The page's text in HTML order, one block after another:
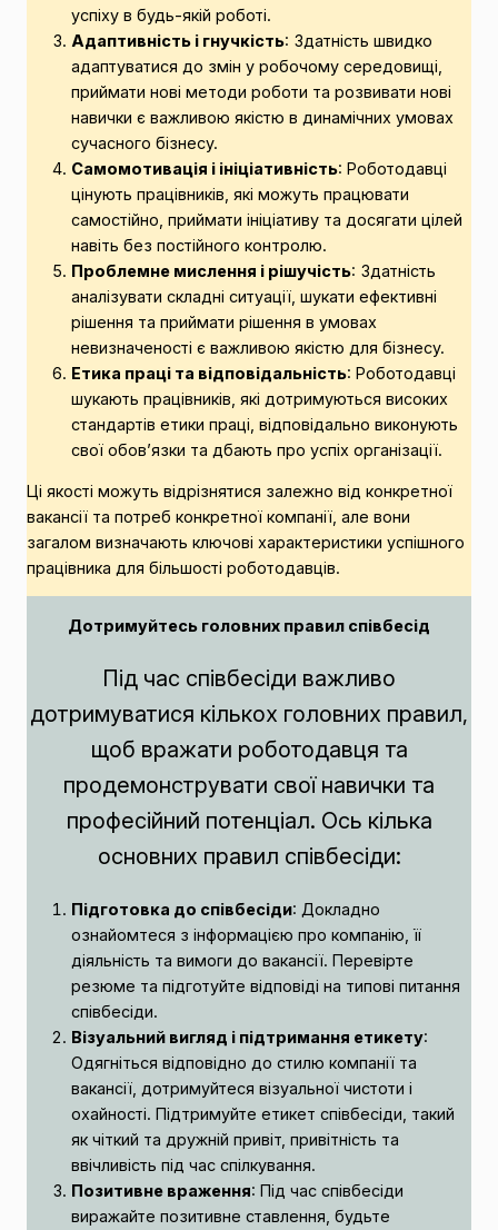
успіху в будь-якій роботі.
Адаптивність і гнучкість: Здатність швидко
адаптуватися до змін у робочому середовищі,
приймати нові методи роботи та розвивати нові
навички є важливою якістю в динамічних умовах
сучасного бізнесу.
Самомотивація і ініціативність: Роботодавці
цінують працівників, які можуть працювати
самостійно, приймати ініціативу та досягати цілей
навіть без постійного контролю.
Проблемне мислення і рішучість: Здатність
аналізувати складні ситуації, шукати ефективні
рішення та приймати рішення в умовах
невизначеності є важливою якістю для бізнесу.
Етика праці та відповідальність: Роботодавці
шукають працівників, які дотримуються високих
стандартів етики праці, відповідально виконують
свої обов’язки та дбають про успіх організації.
Ці якості можуть відрізнятися залежно від конкретної
вакансії та потреб конкретної компанії, але вони
загалом визначають ключові характеристики успішного
працівника для більшості роботодавців.
Дотримуйтесь головних правил співбесід
Під час співбесіди важливо
дотримуватися кількох головних правил,
щоб вражати роботодавця та
продемонструвати свої навички та
професійний потенціал. Ось кілька
основних правил співбесіди:
Підготовка до співбесіди: Докладно
ознайомтеся з інформацією про компанію, її
діяльність та вимоги до вакансії. Перевірте
резюме та підготуйте відповіді на типові питання
співбесіди.
Візуальний вигляд і підтримання етикету:
Одягніться відповідно до стилю компанії та
вакансії, дотримуйтеся візуальної чистоти і
охайності. Підтримуйте етикет співбесіди, такий
як чіткий та дружній привіт, привітність та
ввічливість під час спілкування.
Позитивне враження: Під час співбесіди
виражайте позитивне ставлення, будьте